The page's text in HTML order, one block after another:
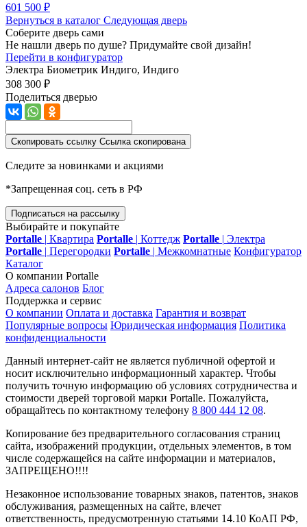
601 500 ₽
Вернуться в каталог Следующая дверь
Соберите дверь сами
Не нашли дверь по душе? Придумайте свой дизайн!
Перейти в конфигуратор
Электра Биометрик Индиго, Индиго
308 300 ₽
Поделиться дверью
Скопировать ссылку Ссылка скопирована
Следите за новинками и акциями
*Запрещенная соц. сеть в РФ
Подписаться на рассылку
Выбирайте и покупайте
Portalle | Квартира Portalle | Коттедж Portalle | Электра
Portalle | Перегородки Portalle | Межкомнатные Конфигуратор
Каталог
О компании Portalle
Адреса салонов Блог
Поддержка и сервис
О компании Оплата и доставка Гарантия и возврат
Популярные вопросы Юридическая информация Политика
конфиденциальности
Данный интернет-сайт не является публичной офертой и
носит исключительно информационный характер. Чтобы
получить точную информацию об условиях сотрудничества и
стоимости дверей торговой марки Portalle. Пожалуйста,
обращайтесь по контактному телефону 8 800 444 12 08.
Копирование без предварительного согласования страниц
сайта, изображений продукции, отдельных элементов, в том
числе содержащейся на сайте информации и материалов,
ЗАПРЕЩЕНО!!!!
Незаконное использование товарных знаков, патентов, знаков
обслуживания, размещенных на сайте, влечет
ответственность, предусмотренную статьями 14.10 КоАП РФ,